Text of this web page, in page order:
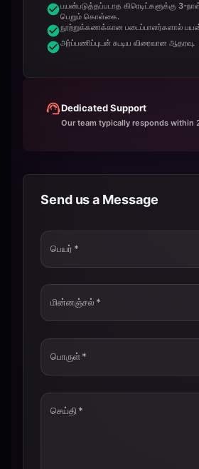
பயன்படுத்தப்படாத கிரெடிட்களுக்கு 3-
பெறும் கொள்கை.
நூற்றுக்கணக்கான படைப்பாளர்களால்
அர்ப்பணிப்புடன் கூடிய விரைவான ஆதரவு.
Dedicated Support
Our team typically responds within
Send us a Message
பெயர் *
மின்னஞ்சல் *
பொருள்*
செய்தி *